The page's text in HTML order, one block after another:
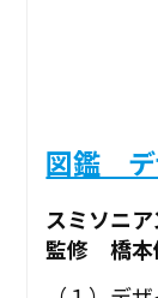
図鑑 デ
スミソニ
監修 橋本